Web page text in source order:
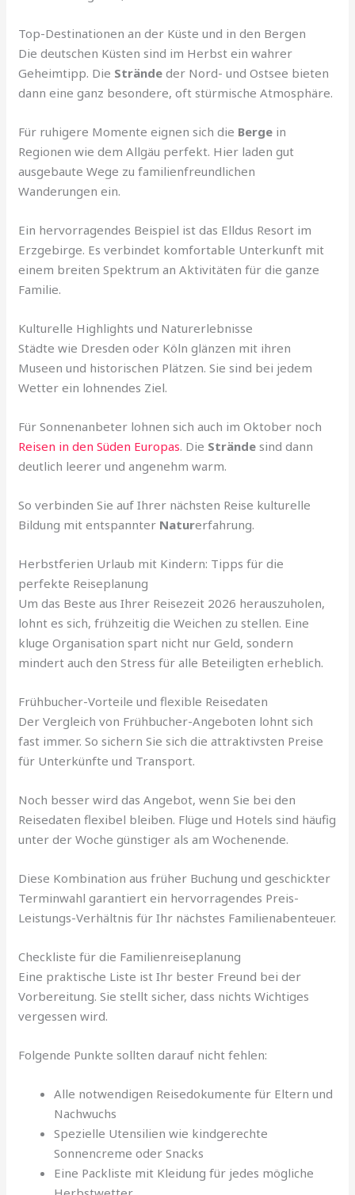
Top-Destinationen an der Küste und in den Bergen
Die deutschen Küsten sind im Herbst ein wahrer
Geheimtipp. Die Strände der Nord- und Ostsee bieten
dann eine ganz besondere, oft stürmische Atmosphäre.
Für ruhigere Momente eignen sich die Berge in
Regionen wie dem Allgäu perfekt. Hier laden gut
ausgebaute Wege zu familienfreundlichen
Wanderungen ein.
Ein hervorragendes Beispiel ist das Elldus Resort im
Erzgebirge. Es verbindet komfortable Unterkunft mit
einem breiten Spektrum an Aktivitäten für die ganze
Familie.
Kulturelle Highlights und Naturerlebnisse
Städte wie Dresden oder Köln glänzen mit ihren
Museen und historischen Plätzen. Sie sind bei jedem
Wetter ein lohnendes Ziel.
Für Sonnenanbeter lohnen sich auch im Oktober noch
Reisen in den Süden Europas. Die Strände sind dann
deutlich leerer und angenehm warm.
So verbinden Sie auf Ihrer nächsten Reise kulturelle
Bildung mit entspannter Naturerfahrung.
Herbstferien Urlaub mit Kindern: Tipps für die
perfekte Reiseplanung
Um das Beste aus Ihrer Reisezeit 2026 herauszuholen,
lohnt es sich, frühzeitig die Weichen zu stellen. Eine
kluge Organisation spart nicht nur Geld, sondern
mindert auch den Stress für alle Beteiligten erheblich.
Frühbucher-Vorteile und flexible Reisedaten
Der Vergleich von Frühbucher-Angeboten lohnt sich
fast immer. So sichern Sie sich die attraktivsten Preise
für Unterkünfte und Transport.
Noch besser wird das Angebot, wenn Sie bei den
Reisedaten flexibel bleiben. Flüge und Hotels sind häufig
unter der Woche günstiger als am Wochenende.
Diese Kombination aus früher Buchung und geschickter
Terminwahl garantiert ein hervorragendes Preis-
Leistungs-Verhältnis für Ihr nächstes Familienabenteuer.
Checkliste für die Familienreiseplanung
Eine praktische Liste ist Ihr bester Freund bei der
Vorbereitung. Sie stellt sicher, dass nichts Wichtiges
vergessen wird.
Folgende Punkte sollten darauf nicht fehlen:
Alle notwendigen Reisedokumente für Eltern und
Nachwuchs
Spezielle Utensilien wie kindgerechte
Sonnencreme oder Snacks
Eine Packliste mit Kleidung für jedes mögliche